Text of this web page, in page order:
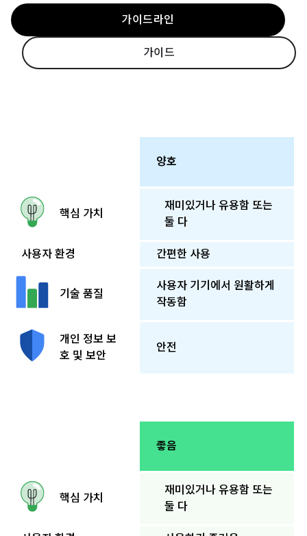
가이드라인
가이드
양호
핵심 가치
재미있거나 유용함 또는
둘 다
사용자 환경 간편한 사용
기술 품질
사용자 기기에서 원활하게
작동함
개인 정보 보
호 및 보안
안전
좋음
핵심 가치
재미있거나 유용함 또는
둘 다